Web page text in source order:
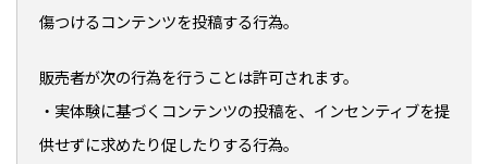
傷つけるコンテンツを投稿する行為。
販売者が次の行為を行うことは許可されます。
・実体験に基づくコンテンツの投稿を、インセンティブを提
供せずに求めたり促したりする行為。